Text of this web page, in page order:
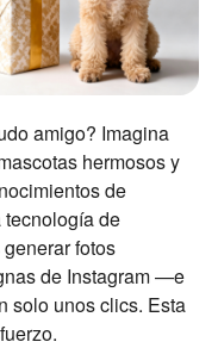
amigo? Imagina
hermosos y
de
de
fotos
de Instagram —e
solo unos clics. Esta